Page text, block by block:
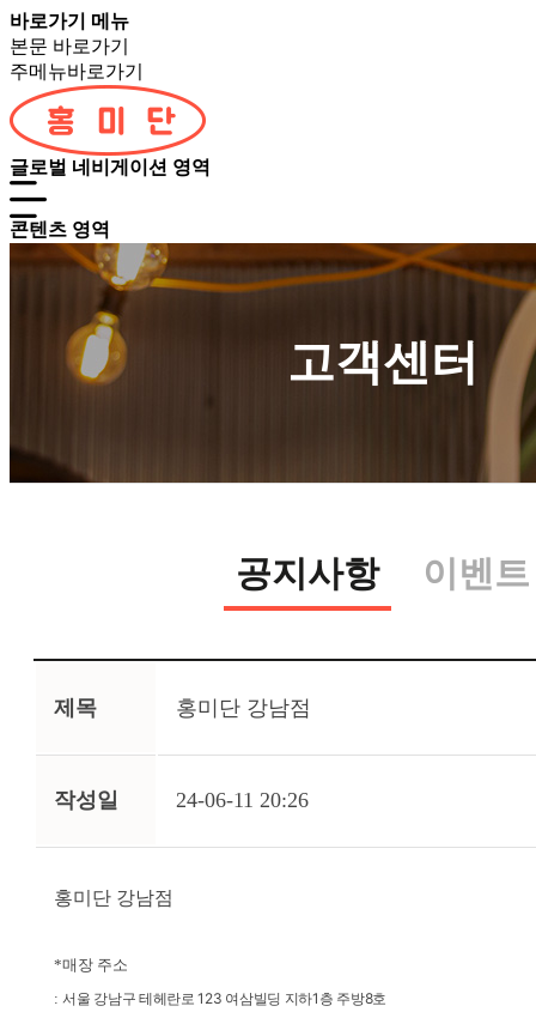
바로가기 메뉴
본문 바로가기
주메뉴바로가기
글로벌 네비게이션 영역
콘텐츠 영역
고객센터
공지사항 이벤트
제목 홍미단 강남점
작성일 24-06-11 20:26
홍미단 강남점
*매장 주소
: 서울 강남구 테헤란로 123 여삼빌딩 지하1층 주방8호